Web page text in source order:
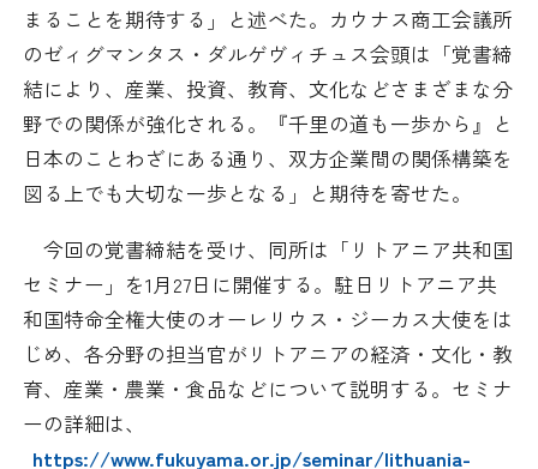
その他サービス
委員会・専門委員会
青年部・女性会
日商創立100周年宣言
採用情報
アクセス
まることを期待する」と述べた。カウナス商工会議所
のゼィグマンタス・ダルゲヴィチュス会頭は「覚書締
結により、産業、投資、教育、文化などさまざまな分
野での関係が強化される。『千里の道も一歩から』と
日本のことわざにある通り、双方企業間の関係構築を
図る上でも大切な一歩となる」と期待を寄せた。
今回の覚書締結を受け、同所は「リトアニア共和国
セミナー」を1月27日に開催する。駐日リトアニア共
和国特命全権大使のオーレリウス・ジーカス大使をは
じめ、各分野の担当官がリトアニアの経済・文化・教
育、産業・農業・食品などについて説明する。セミナ
ーの詳細は、
https://www.fukuyama.or.jp/seminar/lithuania-